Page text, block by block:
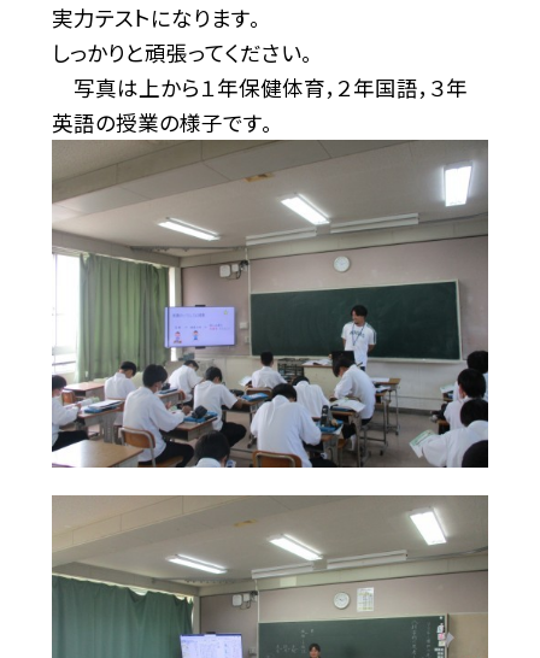
実力テストになります。
しっかりと頑張ってください。
写真は上から１年保健体育，２年国語，３年
英語の授業の様子です。